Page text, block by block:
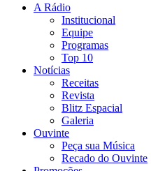
A Rádio
Institucional
Equipe
Programas
Top 10
Notícias
Receitas
Revista
Blitz Espacial
Galeria
Ouvinte
Peça sua Música
Recado do Ouvinte